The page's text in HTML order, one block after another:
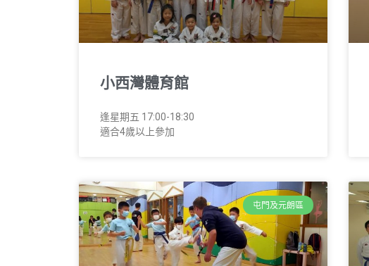
小西灣體育館
逢星期五 17:00-18:30
適合4歲以上參加
屯門及元朗區